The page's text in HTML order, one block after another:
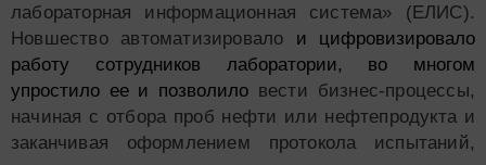
лабораторная информационная система» (ЕЛИС).
Новшество автоматизировало и цифровизировало
работу сотрудников лаборатории, во многом
упростило ее и позволило вести бизнес-процессы,
начиная с отбора проб нефти или нефтепродукта и
заканчивая оформлением протокола испытаний,